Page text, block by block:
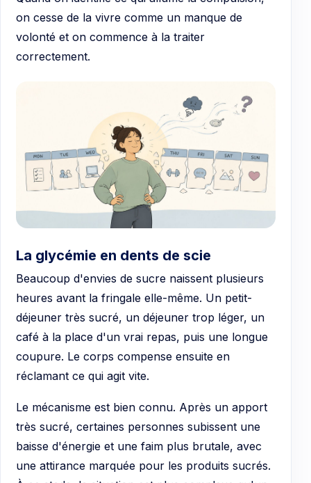
on cesse de la vivre comme un manque de
volonté et on commence à la traiter
correctement.
La glycémie en dents de scie
Beaucoup d'envies de sucre naissent plusieurs
heures avant la fringale elle-même. Un petit-
déjeuner très sucré, un déjeuner trop léger, un
café à la place d'un vrai repas, puis une longue
coupure. Le corps compense ensuite en
réclamant ce qui agit vite.
Le mécanisme est bien connu. Après un apport
très sucré, certaines personnes subissent une
baisse d'énergie et une faim plus brutale, avec
une attirance marquée pour les produits sucrés.